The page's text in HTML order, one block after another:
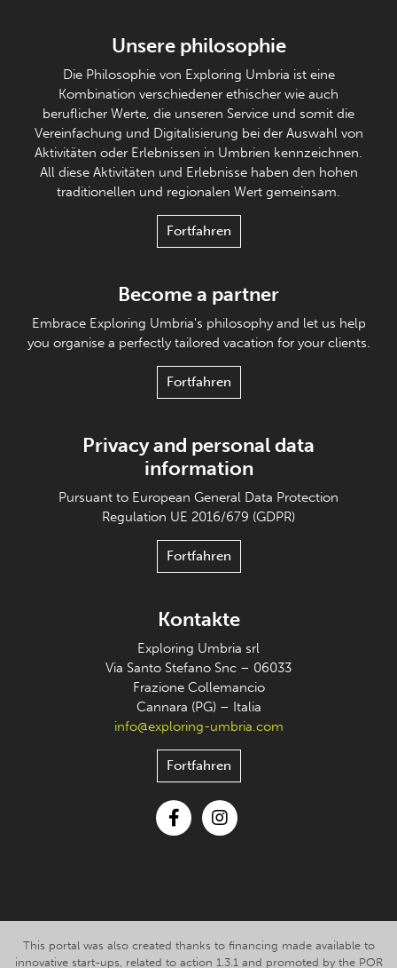
Unsere philosophie
Die Philosophie von Exploring Umbria ist eine
Kombination verschiedener ethischer wie auch
beruflicher Werte, die unseren Service und somit die
Vereinfachung und Digitalisierung bei der Auswahl von
Aktivitäten oder Erlebnissen in Umbrien kennzeichnen.
All diese Aktivitäten und Erlebnisse haben den hohen
traditionellen und regionalen Wert gemeinsam.
Fortfahren
Become a partner
Embrace Exploring Umbria's philosophy and let us help
you organise a perfectly tailored vacation for your clients.
Fortfahren
Privacy and personal data
information
Pursuant to European General Data Protection
Regulation UE 2016/679 (GDPR)
Fortfahren
Kontakte
Exploring Umbria srl
Via Santo Stefano Snc – 06033
Frazione Collemancio
Cannara (PG) – Italia
info@exploring-umbria.com
Fortfahren
This portal was also created thanks to financing made available to
innovative start-ups, related to action 1.3.1 and promoted by the POR